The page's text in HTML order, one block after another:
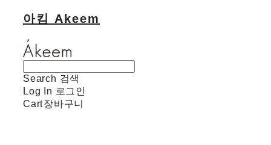
아킴 Akeem
Search 검색
Log In 로그인
Cart장바구니